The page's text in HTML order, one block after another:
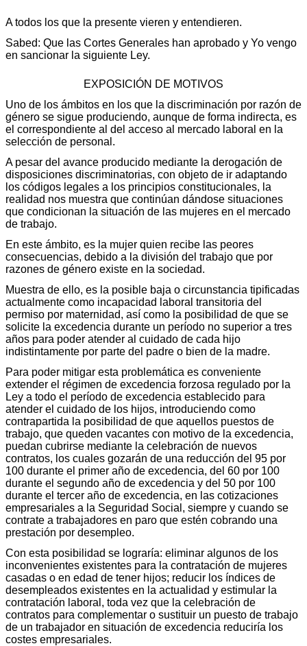
A todos los que la presente vieren y entendieren.
Sabed: Que las Cortes Generales han aprobado y Yo vengo
en sancionar la siguiente Ley.
EXPOSICIÓN DE MOTIVOS
Uno de los ámbitos en los que la discriminación por razón de
género se sigue produciendo, aunque de forma indirecta, es
el correspondiente al del acceso al mercado laboral en la
selección de personal.
A pesar del avance producido mediante la derogación de
disposiciones discriminatorias, con objeto de ir adaptando
los códigos legales a los principios constitucionales, la
realidad nos muestra que continúan dándose situaciones
que condicionan la situación de las mujeres en el mercado
de trabajo.
En este ámbito, es la mujer quien recibe las peores
consecuencias, debido a la división del trabajo que por
razones de género existe en la sociedad.
Muestra de ello, es la posible baja o circunstancia tipificadas
actualmente como incapacidad laboral transitoria del
permiso por maternidad, así como la posibilidad de que se
solicite la excedencia durante un período no superior a tres
años para poder atender al cuidado de cada hijo
indistintamente por parte del padre o bien de la madre.
Para poder mitigar esta problemática es conveniente
extender el régimen de excedencia forzosa regulado por la
Ley a todo el período de excedencia establecido para
atender el cuidado de los hijos, introduciendo como
contrapartida la posibilidad de que aquellos puestos de
trabajo, que queden vacantes con motivo de la excedencia,
puedan cubrirse mediante la celebración de nuevos
contratos, los cuales gozarán de una reducción del 95 por
100 durante el primer año de excedencia, del 60 por 100
durante el segundo año de excedencia y del 50 por 100
durante el tercer año de excedencia, en las cotizaciones
empresariales a la Seguridad Social, siempre y cuando se
contrate a trabajadores en paro que estén cobrando una
prestación por desempleo.
Con esta posibilidad se lograría: eliminar algunos de los
inconvenientes existentes para la contratación de mujeres
casadas o en edad de tener hijos; reducir los índices de
desempleados existentes en la actualidad y estimular la
contratación laboral, toda vez que la celebración de
contratos para complementar o sustituir un puesto de trabajo
de un trabajador en situación de excedencia reduciría los
costes empresariales.